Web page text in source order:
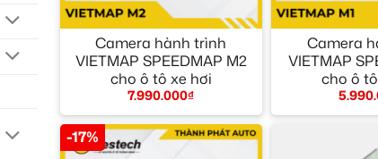
+
Camera hành trình
VIETMAP SPEEDMAP M2
cho ô tô xe hơi
7.990.000₫
+
Camera
VIETMAP
cho ô
-17%